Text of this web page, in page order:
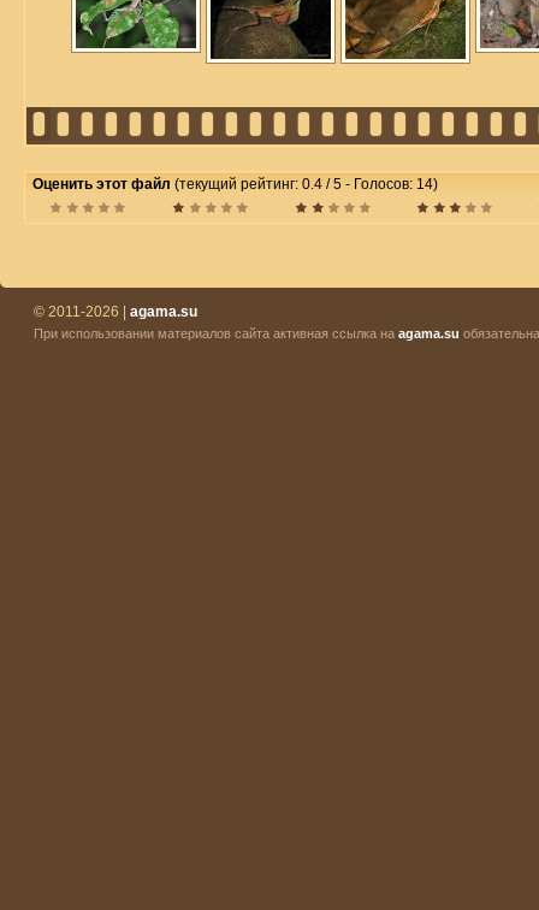
Оценить этот файл (текущий рейтинг: 0.4 / 5 - Голосов: 14)
© 2011-2026 | agama.su
При использовании материалов сайта активная ссылка на agama.su